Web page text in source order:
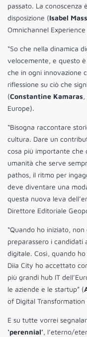
passato. La conoscenza
disposizione (Isabel
Omnichannel
“So che nella dinamica
velocemente, e questo
che in ogni innovazione
riflessione su ciò che
(Constantine Kamaras
Europe).
“Bisogna raccontare
cultura. Dare un
cosa più importante che
umanità che serve
pathos, il ritmo per
deve diventare una
questa nuova leva
Direttore Editoriale
“Quando ho iniziato,
preparassero i candidati
digitale. Così, quando
Diia City ho accettato
più grandi hub IT
le aziende e le startup” (
of Digital Transformation
E su tutte vorrei
‘perennial’, l’eterno/